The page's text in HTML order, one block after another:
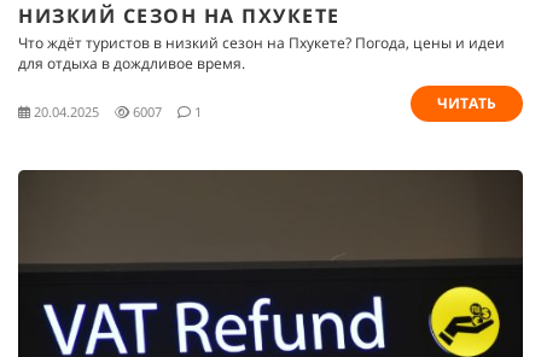
НИЗКИЙ СЕЗОН НА ПХУКЕТЕ
Что ждёт туристов в низкий сезон на Пхукете? Погода, цены и идеи
для отдыха в дождливое время.
20.04.2025 6007 1 ЧИТАТЬ